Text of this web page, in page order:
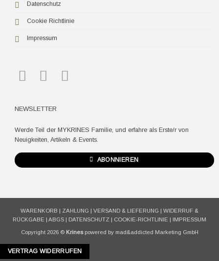
Datenschutz
Cookie Richtlinie
Impressum
NEWSLETTER
Werde Teil der MYKRINES Familie, und erfahre als Erste/r von
Neuigkeiten, Artikeln & Events.
ABONNIEREN
WARENKORB ZAHLUNG VERSAND & LIEFERUNG
WIDERRUF &
RÜCKGABE
ABGS DATENSCHUTZ COOKIE-RICHTLINIE IMPRESSUM
Copyright 2026 © Krinespowered by mad&addicted Marketing GmbH
VERTRAG WIDERRUFEN